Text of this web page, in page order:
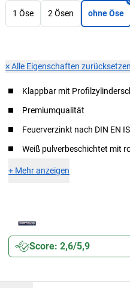
1 Öse 2 Ösen ohne Öse
×Alle Eigenschaften zurücksetzen
Klappbar mit
Premiumqualität
Feuerverzinkt nach DIN EN
Weiß pulverbeschichtet mit
+ Mehr anzeigen
Score: 2,6/5,9